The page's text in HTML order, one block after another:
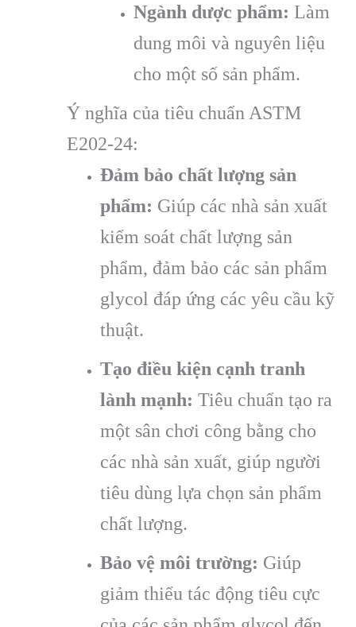
Ngành dược phẩm: Làm
dung môi và nguyên liệu
cho một số sản phẩm.
Ý nghĩa của tiêu chuẩn ASTM
E202-24:
Đảm bảo chất lượng sản
phẩm: Giúp các nhà sản xuất
kiểm soát chất lượng sản
phẩm, đảm bảo các sản phẩm
glycol đáp ứng các yêu cầu kỹ
thuật.
Tạo điều kiện cạnh tranh
lành mạnh: Tiêu chuẩn tạo ra
một sân chơi công bằng cho
các nhà sản xuất, giúp người
tiêu dùng lựa chọn sản phẩm
chất lượng.
Bảo vệ môi trường: Giúp
giảm thiểu tác động tiêu cực